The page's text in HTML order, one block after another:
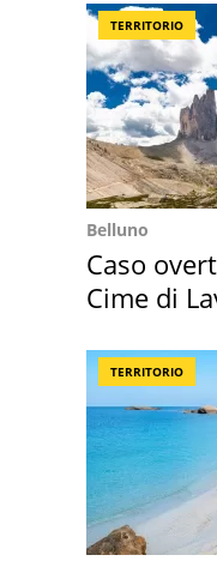
TERRITORIO
Belluno
Caso
Cime di
TERRITORIO